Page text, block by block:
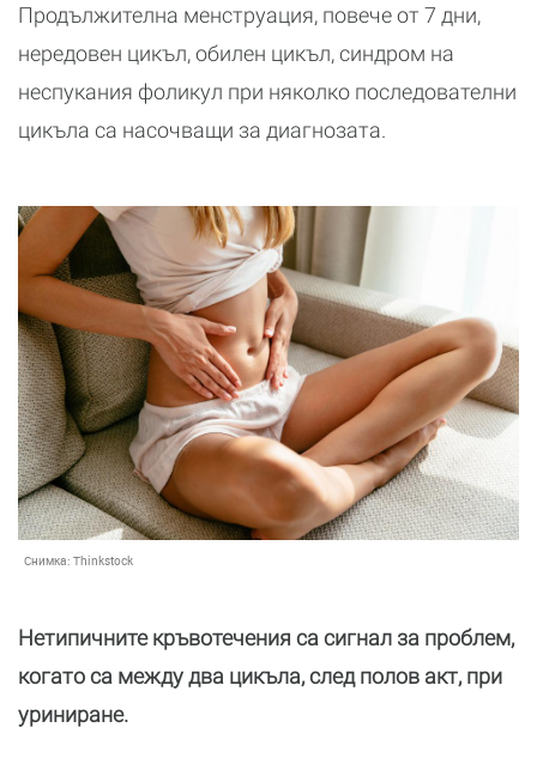
Продължителна менструация, повече от 7 дни,
нередовен цикъл, обилен цикъл, синдром на
неспукания фоликул при няколко последователни
цикъла са насочващи за диагнозата.
Снимка: Thinkstock
Нетипичните кръвотечения са сигнал за проблем,
когато са между два цикъла, след полов акт, при
уриниране.